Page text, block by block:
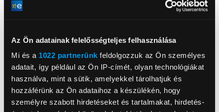
Az Ön adatainak felelősségteljes felhasználása
Mi és a 1022 partnerünk feldolgozzuk az Ön személyes
adatait, így például az Ön IP-címét, olyan technológiákat
használva, mint a sütik, amelyekkel tárolhatjuk és
hozzáférünk az Ön adataihoz a készülékén, hogy
személyre szabott hirdetéseket és tartalmakat, hirdetés-
HP Inc Magyarország Kft.
www8.hp.com/hu
1138, Budapest, Népfürdő 22
Felbontás (szín): akár 2400 x 1200 optimalizált dpi